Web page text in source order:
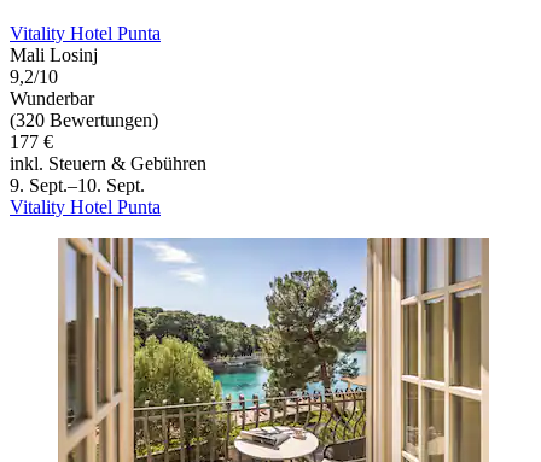
Vitality Hotel Punta
Mali Losinj
9,2/10
Wunderbar
(320 Bewertungen)
177 €
inkl. Steuern & Gebühren
9. Sept.–10. Sept.
Vitality Hotel Punta